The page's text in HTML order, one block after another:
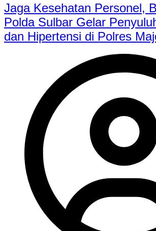
Jaga Kesehatan Personel,
Polda Sulbar Gelar
dan Hipertensi di Polres